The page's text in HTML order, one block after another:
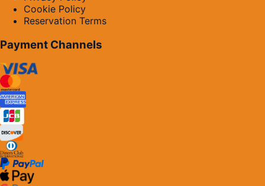
Cookie Policy
Reservation Terms
Payment Channels